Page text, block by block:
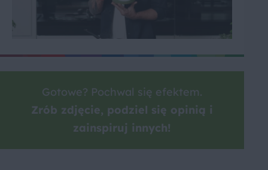
Gotowe? Pochwal się efektem.
Zrób zdjęcie, podziel się opinią i
zainspiruj innych!